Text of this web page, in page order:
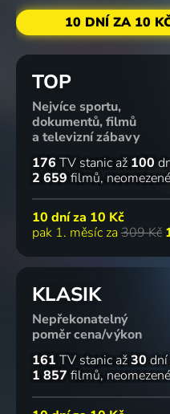
10 DNÍ ZA 10
TOP
Nejvíce sportu,
dokumentů, filmů
a televizní zábavy
176 TV stanic až 100
2 659 filmů
10 dní za 10 Kč
pak 1. měsíc za 309 Kč
KLASIK
Nepřekonatelný
poměr cena/výkon
161 TV stanic až30 dní
1 857 filmů